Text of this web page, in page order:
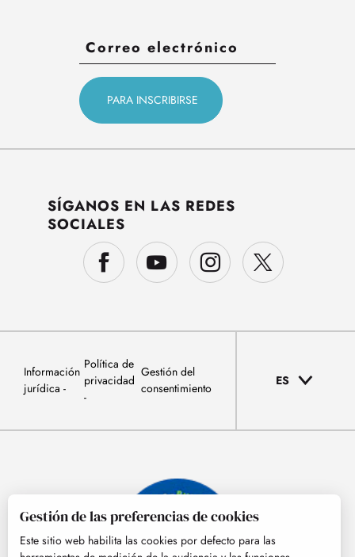
SÍGANOS EN LAS REDES
SOCIALES
Información
jurídica
Política de
privacidad
Gestión del
consentimiento
ES
Gestión de las preferencias de cookies
Este sitio web habilita las cookies por defecto para las